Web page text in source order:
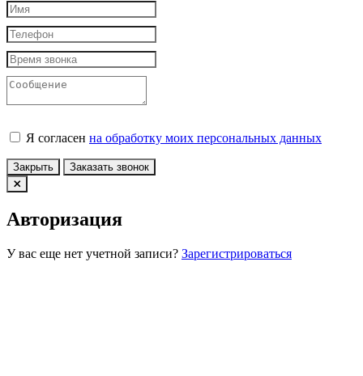
Я согласен на обработку моих персональных данных
Закрыть Заказать звонок
Авторизация
У вас еще нет учетной записи? Зарегистрироваться